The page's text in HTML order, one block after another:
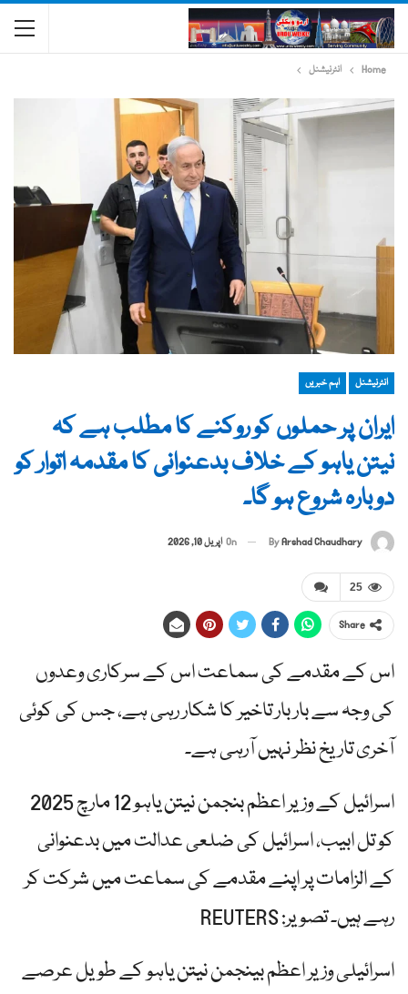
Home انٹرنیشنل
انٹرنیشنل اہم خبریں
ایران پر حملوں کو روکنے کا مطلب ہے کہ
نیتن یاہو کے خلاف بدعنوانی کا مقدمہ اتوار کو
دوبارہ شروع ہو گا۔
ByArshad Chaudhary
On اپریل 10, 2026
25
Share
اس کے مقدمے کی سماعت اس کے سرکاری وعدوں
کی وجہ سے بار بار تاخیر کا شکار رہی ہے، جس کی کوئی
آخری تاریخ نظر نہیں آرہی ہے۔
اسرائیل کے وزیر اعظم بنجمن نیتن یاہو 12 مارچ 2025
کو تل ابیب، اسرائیل کی ضلعی عدالت میں بدعنوانی
کے الزامات پر اپنے مقدمے کی سماعت میں شرکت کر
رہے ہیں۔ تصویر: REUTERS
اسرائیلی وزیر اعظم بینجمن نیتن یاہو کے طویل عرصے